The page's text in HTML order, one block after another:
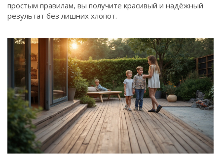
простым правилам, вы получите красивый и надёжный
результат без лишних хлопот.